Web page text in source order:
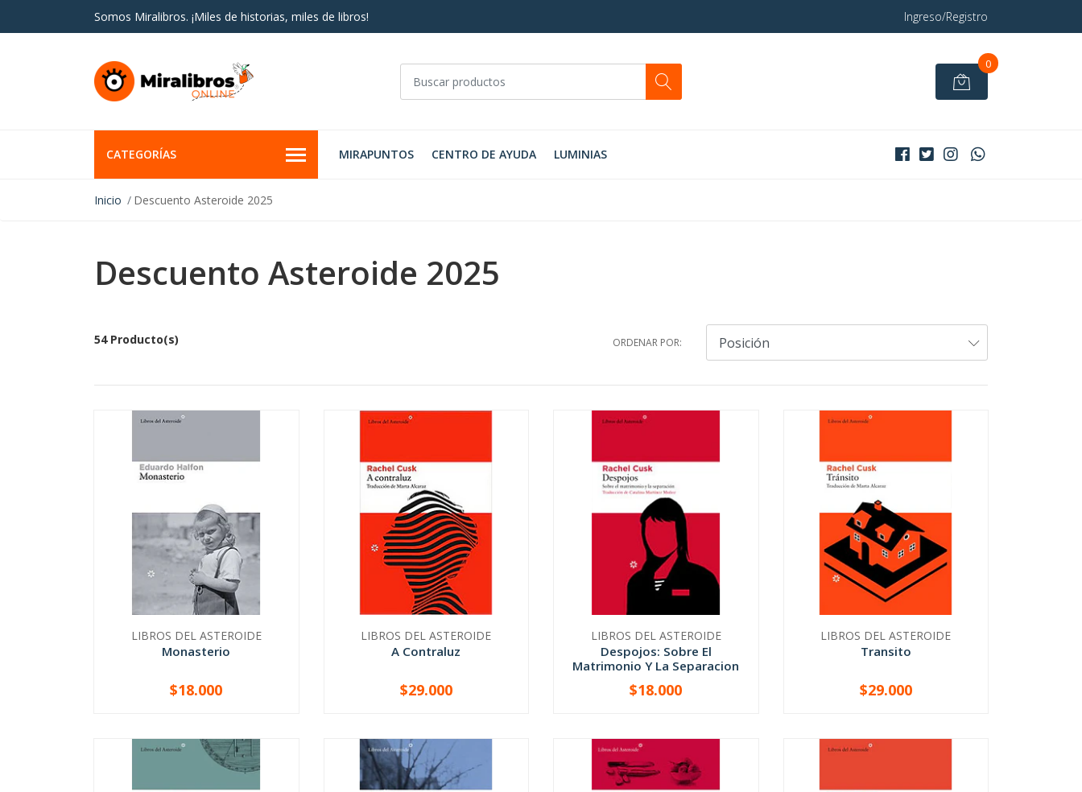
Somos Miralibros. ¡Miles de historias, miles de libros! Ingreso/Registro
0
CATEGORÍAS MIRAPUNTOS CENTRO DE AYUDA LUMINIAS
Inicio Descuento Asteroide 2025
Descuento Asteroide 2025
54 Producto(s) ORDENAR POR:
LIBROS DEL ASTEROIDE
Monasterio
+
$18.000
LIBROS DEL ASTEROIDE
A Contraluz
+
$29.000
LIBROS DEL ASTEROIDE
Despojos: Sobre El
Matrimonio Y La Separacion
+
$18.000
LIBROS DEL ASTEROIDE
Transito
+
$29.000